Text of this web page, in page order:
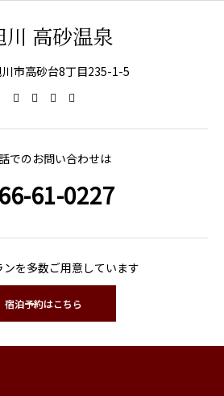
市高砂台8丁目235-1-5
でのお問い合わせは
61-0227
ンを多数ご用意しています
宿泊予約はこちら